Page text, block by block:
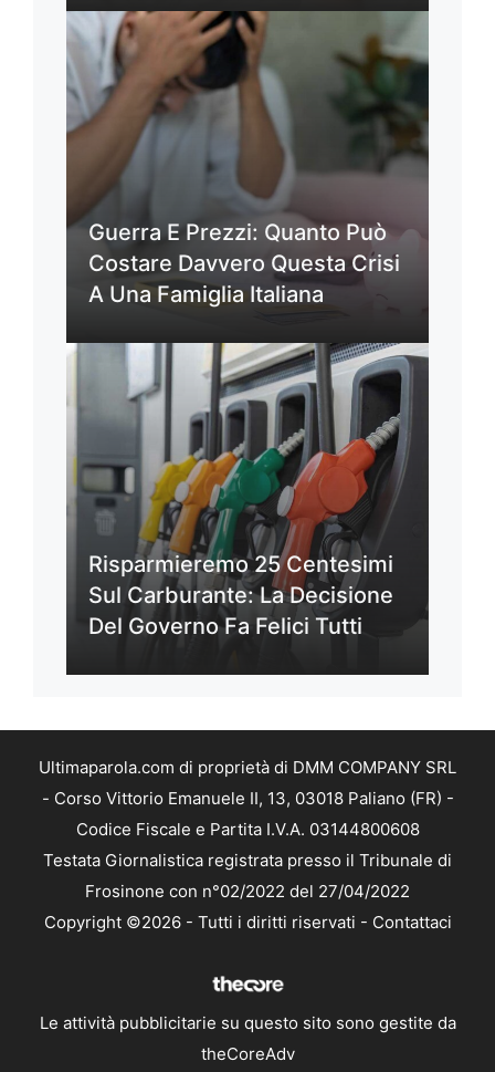
Guerra E Prezzi: Quanto Può
Costare Davvero Questa Crisi
A Una Famiglia Italiana
Risparmieremo 25 Centesimi
Sul Carburante: La Decisione
Del Governo Fa Felici Tutti
Ultimaparola.com di proprietà di DMM COMPANY SRL
- Corso Vittorio Emanuele II, 13, 03018 Paliano (FR) -
Codice Fiscale e Partita I.V.A. 03144800608
Testata Giornalistica registrata presso il Tribunale di
Frosinone con n°02/2022 del 27/04/2022
Copyright ©2026 - Tutti i diritti riservati - Contattaci
Le attività pubblicitarie su questo sito sono gestite da
theCoreAdv